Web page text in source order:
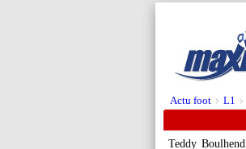
Actu foot > L1 >
Teddy